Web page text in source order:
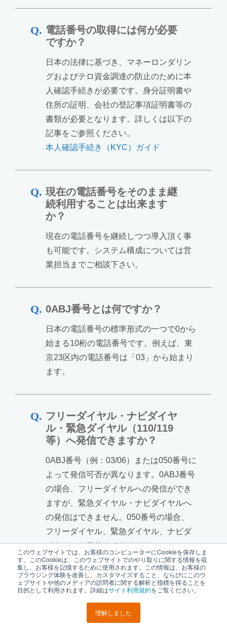
このウェブサイトでは、お客様のコンピューターにCookieを保存しま
す。このCookieは、このウェブサイトでのやり取りに関する情報を収
集し、お客様を記憶するために使用されます。この情報は、お客様の
ブラウジング体験を改善し、カスタマイズすること、ならびにこのウ
ェブサイトや他のメディアの訪問者に関する解析と指標を得ることを
目的として利用されます。詳細はサイト利用規約をご覧ください。
理解しました
電話番号の取得には何が必要
ですか？
日本の法律に基づき、マネーロンダリン
グおよびテロ資金調達の防止のために本
人確認手続きが必要です。身分証明書や
住所の証明、会社の登記事項証明書等の
書類が必要となります。詳しくは以下の
記事をご参照ください。
本人確認手続き（KYC）ガイド
現在の電話番号をそのまま継
続利用することは出来ます
か？
現在の電話番号を継続しつつ導入頂く事
も可能です。システム構成については営
業担当までご相談下さい。
0ABJ番号とは何ですか？
日本の電話番号の標準形式の一つで0から
始まる10桁の電話番号です。例えば、東
京23区内の電話番号は「03」から始まり
ます。
フリーダイヤル・ナビダイヤ
ル・緊急ダイヤル（110/119
等）へ発信できますか？
0ABJ番号（例：03/06）または050番号に
よって発信可否が異なります。0ABJ番号
の場合、フリーダイヤルへの発信ができ
ますが、緊急ダイヤル・ナビダイヤルへ
の発信はできません。050番号の場合、
フリーダイヤル、緊急ダイヤル、ナビダ
イヤルへの発信はできません。
Zoom Phone対応の電話機の
一覧はありますか？
Zoom Phone対応の電話機は以下をご参